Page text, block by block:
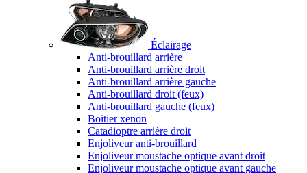
Éclairage
Anti-brouillard arrière
Anti-brouillard arrière droit
Anti-brouillard arrière gauche
Anti-brouillard droit (feux)
Anti-brouillard gauche (feux)
Boitier xenon
Catadioptre arrière droit
Enjoliveur anti-brouillard
Enjoliveur moustache optique avant droit
Enjoliveur moustache optique avant gauche